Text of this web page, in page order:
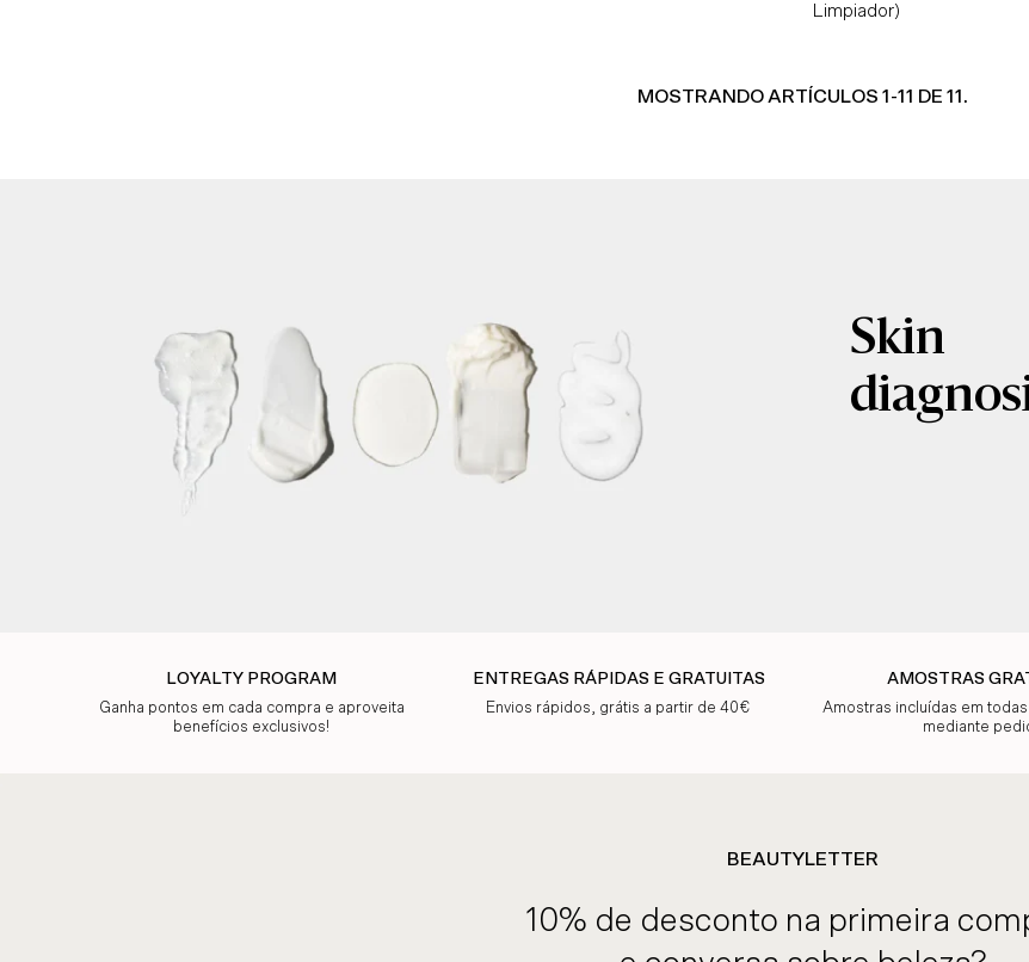
Limpiador)
MOSTRANDO ARTÍCULOS 1-11 DE 11.
Skin
LOYALTY PROGRAM
Ganha pontos em cada compra e aproveita
benefícios exclusivos!
ENTREGAS RÁPIDAS E GRATUITAS
Envios rápidos, grátis a partir de 40€
AMOSTRAS
Amostras incluídas em
mediante
BEAUTYLETTER
10% de desconto na primeira